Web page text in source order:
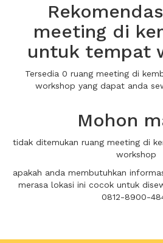
meeting di
untuk tempat
Tersedia 0 ruang meeting di
workshop yang dapat anda
Mohon
tidak ditemukan ruang meeting di
workshop
apakah anda membutuhkan
merasa lokasi ini cocok untuk
0812-8900-